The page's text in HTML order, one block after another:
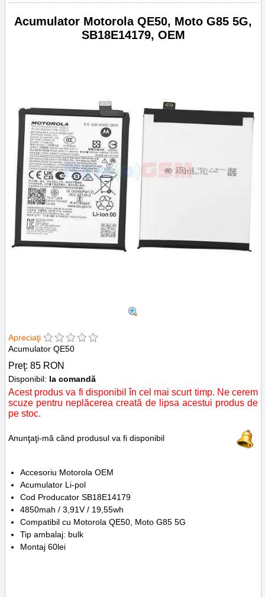
Acumulator Motorola QE50, Moto G85 5G,
SB18E14179, OEM
Apreciaţi
Acumulator QE50
Preţ: 85 RON
Disponibil: la comandă
Acest produs va fi disponibil în cel mai scurt timp. Ne cerem
scuze pentru neplăcerea creată de lipsa acestui produs de
pe stoc.
Anunţaţi-mă când produsul va fi disponibil
Accesoriu Motorola OEM
Acumulator Li-pol
Cod Producator SB18E14179
4850mah / 3,91V / 19,55wh
Compatibil cu Motorola QE50, Moto G85 5G
Tip ambalaj: bulk
Montaj 60lei